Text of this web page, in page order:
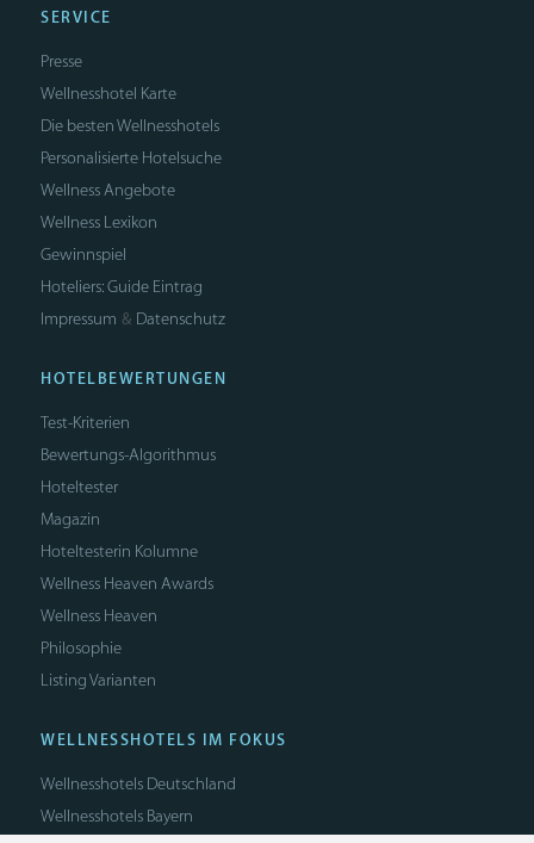
SERVICE
Presse
Wellnesshotel Karte
Die besten Wellnesshotels
Personalisierte Hotelsuche
Wellness Angebote
Wellness Lexikon
Gewinnspiel
Hoteliers: Guide Eintrag
Impressum & Datenschutz
HOTELBEWERTUNGEN
Test-Kriterien
Bewertungs-Algorithmus
Hoteltester
Magazin
Hoteltesterin Kolumne
Wellness Heaven Awards
Wellness Heaven
Philosophie
Listing Varianten
WELLNESSHOTELS IM FOKUS
Wellnesshotels Deutschland
Wellnesshotels Bayern